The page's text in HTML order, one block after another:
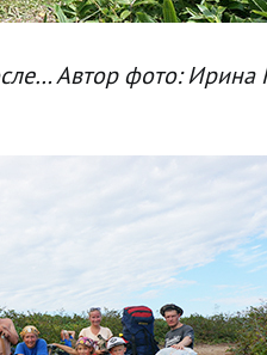
Автор фото: Ирина